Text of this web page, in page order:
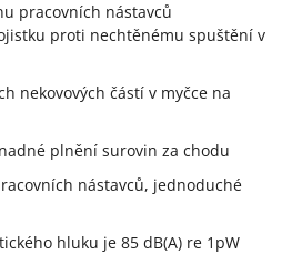
pracovních nástavců
proti nechtěnému spuštění v
nekovových částí v myčce na
plnění surovin za chodu
nástavců, jednoduché
hluku je 85 dB(A) re 1pW